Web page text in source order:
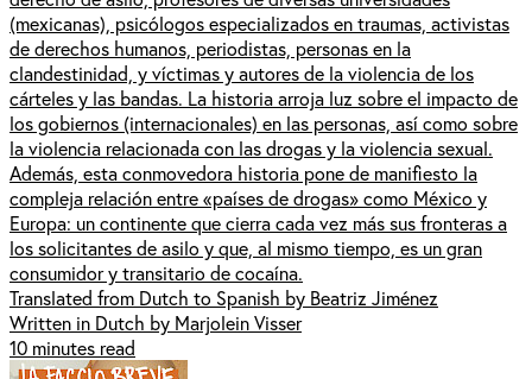
(mexicanas), psicólogos especializados en traumas, activistas
de derechos humanos, periodistas, personas en la
clandestinidad, y víctimas y autores de la violencia de los
cárteles y las bandas. La historia arroja luz sobre el impacto de
los gobiernos (internacionales) en las personas, así como sobre
la violencia relacionada con las drogas y la violencia sexual.
Además, esta conmovedora historia pone de manifiesto la
compleja relación entre «países de drogas» como México y
Europa: un continente que cierra cada vez más sus fronteras a
los solicitantes de asilo y que, al mismo tiempo, es un gran
consumidor y transitario de cocaína.
Translated from Dutch to Spanish by Beatriz Jiménez
Written in Dutch by Marjolein Visser
10 minutes read